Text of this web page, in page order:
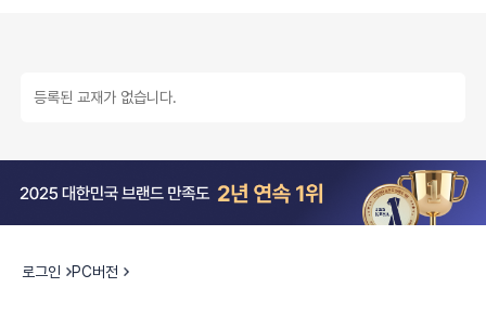
등록된 교재가 없습니다.
로그인 PC버전